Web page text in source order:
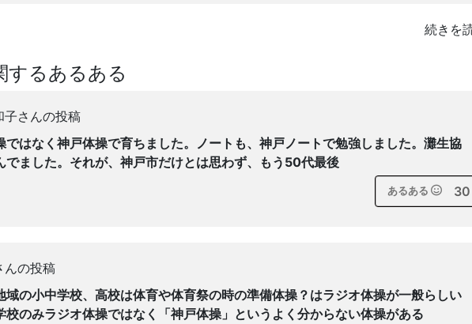
続きを
するあるある
さんの投稿
ではなく神戸体操で育ちました。ノートも、神戸ノートで勉強しました。灘生協
でました。それが、神戸市だけとは思わず、もう50代最後
あるある 30
の投稿
域の小中学校、高校は体育や体育祭の時の準備体操？はラジオ体操が一般らしい
校のみラジオ体操ではなく「神戸体操」というよく分からない体操がある